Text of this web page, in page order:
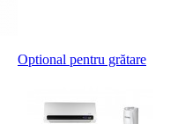
Optional pentru grătare